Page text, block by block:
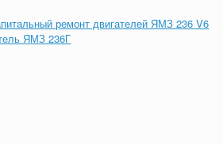
ремонт двигателей ЯМЗ 236 V6
ЯМЗ 236Г